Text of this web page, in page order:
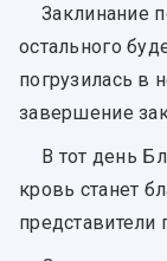
Заклинание
остального
погрузилась в
завершение
В тот день
кровь станет
представители